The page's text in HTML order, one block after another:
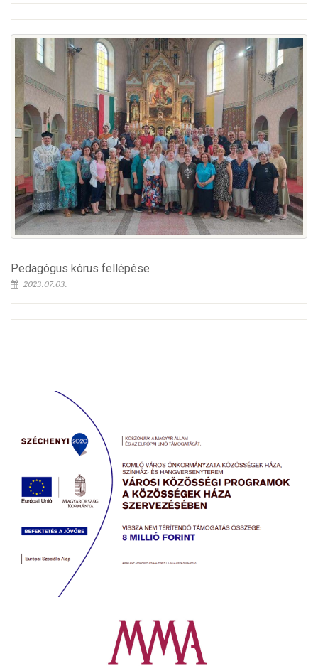
Pedagógus kórus fellépése
2023.07.03.